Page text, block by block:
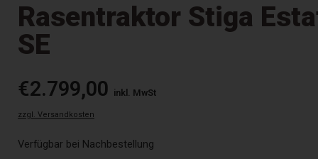
Rasentraktor Stiga
SE
€2.799,00 inkl. MwSt
zzgl. Versandkosten
Verfügbar bei Nachbestellung